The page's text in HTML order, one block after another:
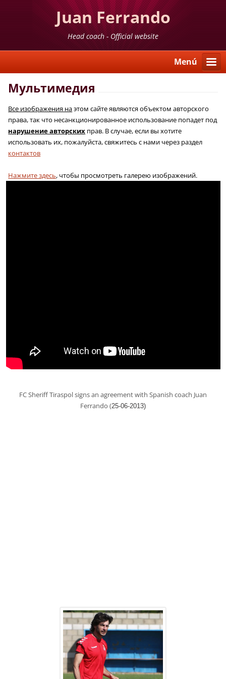
Juan Ferrando
Head coach - Official website
Menú
Мультимедия
Все изображения наэтом сайте являются объектом авторского
права, так что несанкционированное использование попадет под
нарушение авторских прав. В случае, если вы хотите
использовать их, пожалуйста, свяжитесь с нами через раздел
контактов
Нажмите здесь, чтобы просмотреть галерею изображений.
FC Sheriff Tiraspol signs an agreement with Spanish coach Juan
Ferrando (25-06-2013)